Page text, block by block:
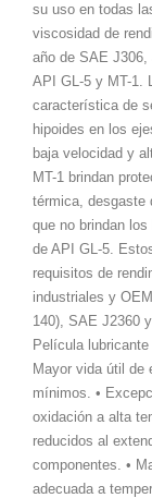
su uso en todas
viscosidad de
año de SAE
API GL-5 y MT-1.
característica de
hipoides en los
baja velocidad y
MT-1 brindan
térmica, desgaste
que no brindan
de API GL-5.
requisitos de
industriales y
140), SAE J2360
Película
Mayor vida útil de
mínimos. •
oxidación a alta
reducidos al
componentes. •
adecuada a